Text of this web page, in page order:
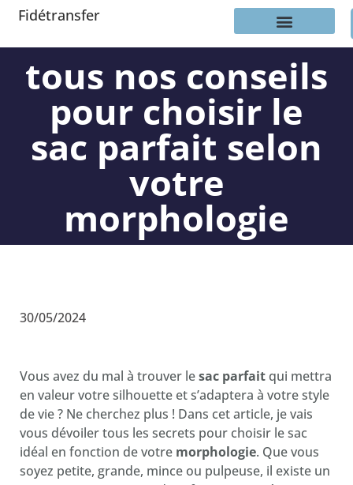
Fidétransfer
tous nos conseils
pour choisir le
sac parfait selon
votre
morphologie
30/05/2024
Vous avez du mal à trouver lesac parfait qui mettra
en valeur votre silhouette et s’adaptera à votre style
de vie ? Ne cherchez plus ! Dans cet article, je vais
vous dévoiler tous les secrets pour choisir le sac
idéal en fonction de votre morphologie. Que vous
soyez petite, grande, mince ou pulpeuse, il existe un